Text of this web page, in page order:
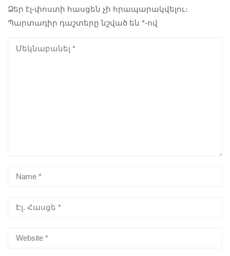
Ձեր էլ-փոստի հասցեն չի հրապարակվելու։
Պարտադիր դաշտերը նշված են *-ով